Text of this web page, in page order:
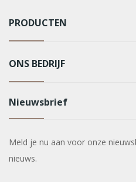
PRODUCTEN
ONS BEDRIJF
Nieuwsbrief
Meld je nu aan voor onze
nieuws.